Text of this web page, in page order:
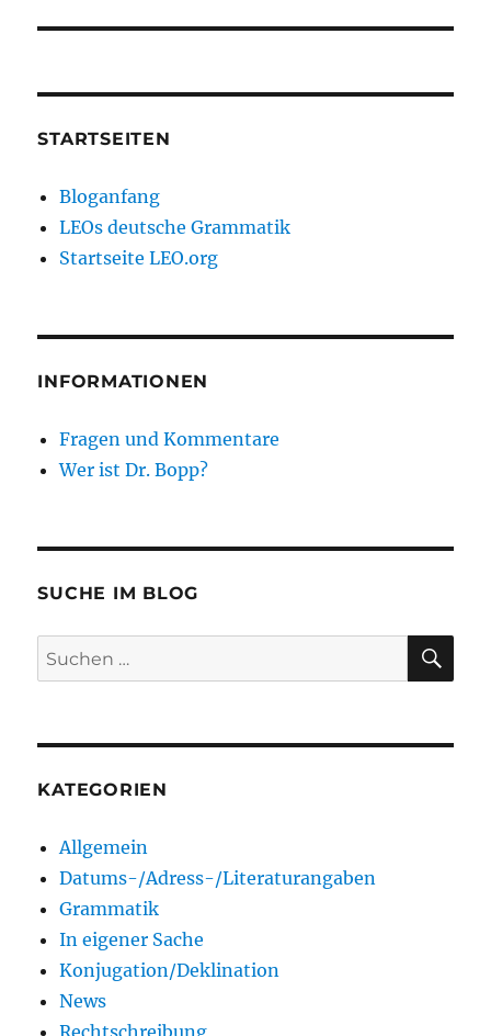
STARTSEITEN
Bloganfang
LEOs deutsche Grammatik
Startseite LEO.org
INFORMATIONEN
Fragen und Kommentare
Wer ist Dr. Bopp?
SUCHE IM BLOG
Suchen
nach:
KATEGORIEN
Allgemein
Datums-/Adress-/Literaturangaben
Grammatik
In eigener Sache
Konjugation/Deklination
News
Rechtschreibung